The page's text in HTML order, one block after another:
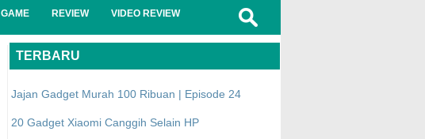
GAME REVIEW VIDEO REVIEW
TERBARU
Jajan Gadget Murah 100 Ribuan | Episode 24
20 Gadget Xiaomi Canggih Selain HP